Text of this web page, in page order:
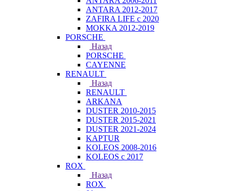
ANTARA 2012-2017
ZAFIRA LIFE с 2020
MOKKA 2012-2019
PORSCHE
Назад
PORSCHE
CAYENNE
RENAULT
Назад
RENAULT
ARKANA
DUSTER 2010-2015
DUSTER 2015-2021
DUSTER 2021-2024
KAPTUR
KOLEOS 2008-2016
KOLEOS с 2017
ROX
Назад
ROX